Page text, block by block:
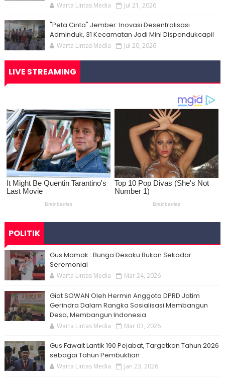
Warta Lintas Media Jul 21, 2026
"Peta Cinta" Jember: Inovasi Desentralisasi
Adminduk, 31 Kecamatan Jadi Mini Dispendukcapil
Warta Lintas Media Jul 20, 2026
LIVE STREAMING
POLITIK
Gus Mamak : Bunga Desaku Bukan Sekadar
Seremonial
Warta Lintas Media Mar 24, 2026
Giat SOWAN Oleh Hermin Anggota DPRD Jatim
Gerindra Dalam Rangka Sosialisasi Membangun
Desa, Membangun Indonesia
Warta Lintas Media Mar 03, 2026
Gus Fawait Lantik 190 Pejabat, Targetkan Tahun 2026
sebagai Tahun Pembuktian
Warta Lintas Media Jan 23, 2026